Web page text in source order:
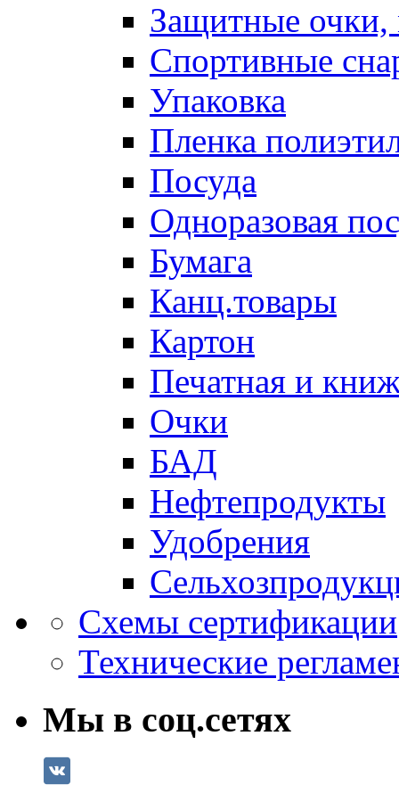
Защитные очки,
Спортивные
Упаковка
Пленка
Посуда
Одноразовая
Бумага
Канц.товары
Картон
Печатная и
Очки
БАД
Нефтепродукты
Удобрения
Схемы сертификации
Технические
Мы в соц.сетях